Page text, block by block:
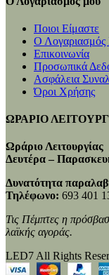
Ποιοι Είμαστε
Ο
Επικοινωνία
Προσωπικά
Ασφάλεια
Όροι Χρήσης
ΩΡΑΡΙΟ
Ωράριο Λειτουργίας
Δευτέρα –
Δυνατότητα
Τηλέφωνο: 693 401
Τις Πέμπτες η
λαϊκής αγοράς.
LED7 All Rights